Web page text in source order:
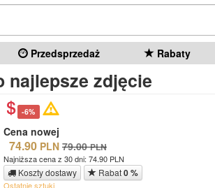
Przedsprzedaż Rabaty
najlepsze zdjęcie
-6%
Cena nowej
74.90 PLN 79.00 PLN
Najniższa cena z 30 dni: 74.90 PLN
Koszty dostawy Rabat0 %
Ostatnie sztuki